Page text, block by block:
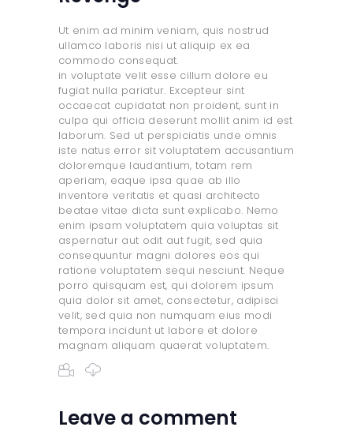
Ut enim ad minim veniam, quis nostrud
ullamco laboris nisi ut aliquip ex ea
commodo consequat.
in voluptate velit esse cillum dolore eu
fugiat nulla pariatur. Excepteur sint
occaecat cupidatat non proident, sunt in
culpa qui officia deserunt mollit anim id est
laborum. Sed ut perspiciatis unde omnis
iste natus error sit voluptatem accusantium
doloremque laudantium, totam rem
aperiam, eaque ipsa quae ab illo
inventore veritatis et quasi architecto
beatae vitae dicta sunt explicabo. Nemo
enim ipsam voluptatem quia voluptas sit
aspernatur aut odit aut fugit, sed quia
consequuntur magni dolores eos qui
ratione voluptatem sequi nesciunt. Neque
porro quisquam est, qui dolorem ipsum
quia dolor sit amet, consectetur, adipisci
velit, sed quia non numquam eius modi
tempora incidunt ut labore et dolore
magnam aliquam quaerat voluptatem.
Leave a comment